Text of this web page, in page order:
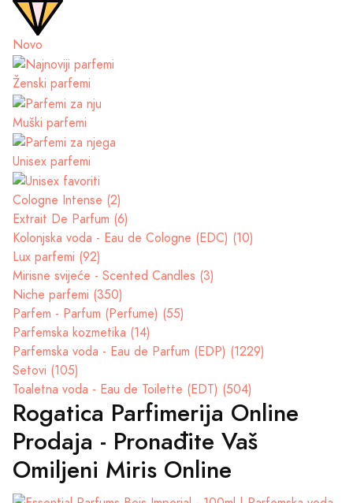
Novo
Ženski parfemi
Muški parfemi
Unisex parfemi
Cologne Intense (2)
Extrait De Parfum (6)
Kolonjska voda - Eau de Cologne (EDC) (10)
Lux parfemi (92)
Mirisne svijeće - Scented Candles (3)
Niche parfemi (350)
Parfem - Parfum (Perfume) (55)
Parfemska kozmetika (14)
Parfemska voda - Eau de Parfum (EDP) (1229)
Setovi (105)
Toaletna voda - Eau de Toilette (EDT) (504)
Rogatica Parfimerija Online
Prodaja - Pronađite Vaš
Omiljeni Miris Online